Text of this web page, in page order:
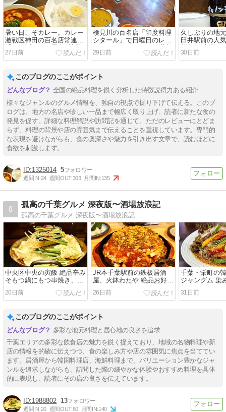
暑い日こそカレー。カレー
激戦区神田の百名店常連
「スープカレー屋 鴻 神田
駿河台店」で基本の「赤・
27日前
検見川の百名店「印度料理
シタール」で日曜日のレイ
トランチ。ボリューム満点
の「ホリデーセット」で晩
29日前
久しぶりの地
臼井駅前の人
菜魚 五十嵐」
海鮮を楽しん
30日前
このブログのここがポイント
全国の絶品料理を鋭く分析した特徴説得力ある紹介
様々なジャンルのグルメ情報を、独自の視点で掘り下げて伝える。このブ
ログは、地方の名店や珍しい一品まで幅広く取り上げ、読者に新たな食の
発見を促す。詳細な料理解説や訪問記を通じて、ただのレビューにとどま
らず、料理の背景や店の雰囲気まで伝えることを重視しています。専門的
な表現を避けながらも、食の奥深さや魅力を引き出す文章で、読むほどに
食欲を刺激します。
1325014 5
週間IN:24 週間OUT:303 月間IN:135
8
孤高の千葉グルメ 深夜版〜酒場放浪記
孤高の千葉グルメ 深夜版〜酒場放浪記
中央区中央の寅飯 絶品辛み
そもつ鍋にもつ串焼き、胡
麻サバら九州名物を堪能
20日前
JR本千葉駅前の鉄板居酒
屋、火鉢わたや 絶品お好み
焼きにおつまみら超満足揃
いな人気店
26日前
千葉・栄町の
ジャングム 染
爆発の参鶏湯
を堪能
31日前
このブログのここがポイント
多彩な地元料理と居心地の良さを追求
千葉エリアの多彩な飲食店の魅力を鋭く捉えており、地域の名物料理や新
店の情報を的確に伝えつつ、食の楽しみ方や店の雰囲気に焦点を当ててい
ます。居酒屋から韓国料理店、海鮮料理まで、バリエーション豊かなジャ
ンルを追求しながらも、訪問した際の細やかな体験やおすすめ料理を具体
的に表現し、読者にその店の良さを伝えています。
1988802 13
週間IN:20 週間OUT:60 月間IN:140